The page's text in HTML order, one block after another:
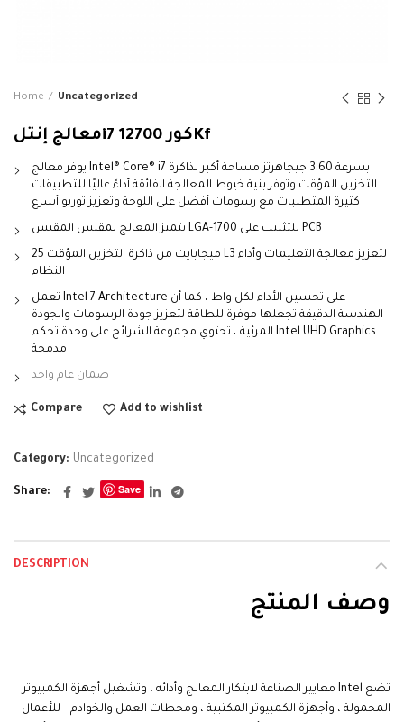
Home Uncategorized
معالج إنتلi7 كور 12700Kf
يوفر معالج Intel® Core® i7 بسرعة 3.60 جيجاهرتز مساحة أكبر لذاكرة
التخزين المؤقت وتوفر بنية خيوط المعالجة الفائقة أداءً عاليًا للتطبيقات
كثيرة المتطلبات مع رسومات أفضل على اللوحة وتعزيز توربو أسرع
يتميز المعالج بمقبس المقبس LGA-1700 للتثبيت على PCB
25 ميجابايت من ذاكرة التخزين المؤقت L3 لتعزيز معالجة التعليمات وأداء
النظام
تعمل Intel 7 Architecture على تحسين الأداء لكل واط ، كما أن
الهندسة الدقيقة تجعلها موفرة للطاقة لتعزيز جودة الرسومات والجودة
المرئية ، تحتوي مجموعة الشرائح على وحدة تحكم Intel UHD Graphics
مدمجة
ضمان عام واحد
Compare Add to wishlist
Category: Uncategorized
Share Save
DESCRIPTION
وصف المنتج
تضع Intel معايير الصناعة لابتكار المعالج وأدائه ، وتشغيل أجهزة الكمبيوتر
المحمولة ، وأجهزة الكمبيوتر المكتبية ، ومحطات العمل والخوادم – للأعمال